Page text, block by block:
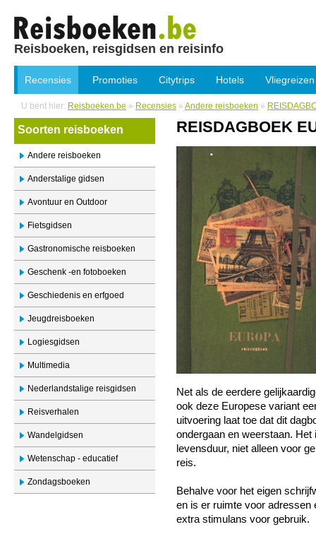
Reisboeken, reisgidsen en reisinfo
Recensies Promoties Citytrips Hotels Vliegreizen
U bent hier: Reisboeken.be » Recensies » Andere reisboeken »
Soorten reisboeken
Andere reisboeken
Anderstalige gidsen
Avontuur en Outdoor
Fietsgidsen
Gastronomische reisboeken
Geschenk -en fotoboeken
Geschiedenis en erfgoed
Jeugdreisboeken
Logiesgidsen
Multimedia
Nederlandstalige reisgidsen
Reisverhalen
Wandelgidsen
Wetenschap - educatief
Zondagsboeken
REISDAGBOEK
Net als de eerdere
ook deze Europese variant
uitvoering laat toe dat dit
ondergaan en weerstaan.
levensduur, niet alleen voor
reis.
Behalve voor het eigen
en is er ruimte voor adressen
extra stimulans voor gebruik.